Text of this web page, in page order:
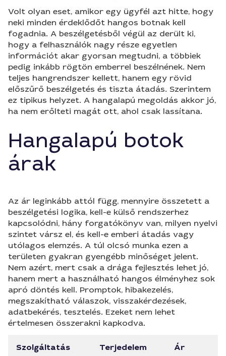
Volt olyan eset, amikor egy ügyfél azt hitte, hogy
neki minden érdeklődőt hangos botnak kell
fogadnia. A beszélgetésből végül az derült ki,
hogy a felhasználók nagy része egyetlen
információt akar gyorsan megtudni, a többiek
pedig inkább rögtön emberrel beszélnének. Nem
teljes hangrendszer kellett, hanem egy rövid
előszűrő beszélgetés és tiszta átadás. Szerintem
ez tipikus helyzet. A hangalapú megoldás akkor jó,
ha nem erőlteti magát ott, ahol csak lassítana.
Hangalapú botok
árak
Az ár leginkább attól függ, mennyire összetett a
beszélgetési logika, kell-e külső rendszerhez
kapcsolódni, hány forgatókönyv van, milyen nyelvi
szintet vársz el, és kell-e emberi átadás vagy
utólagos elemzés. A túl olcsó munka ezen a
területen gyakran gyengébb minőséget jelent.
Nem azért, mert csak a drága fejlesztés lehet jó,
hanem mert a használható hangos élményhez sok
apró döntés kell. Promptok, hibakezelés,
megszakítható válaszok, visszakérdezések,
adatbekérés, tesztelés. Ezeket nem lehet
értelmesen összerakni kapkodva.
Szolgáltatás Terjedelem Ár